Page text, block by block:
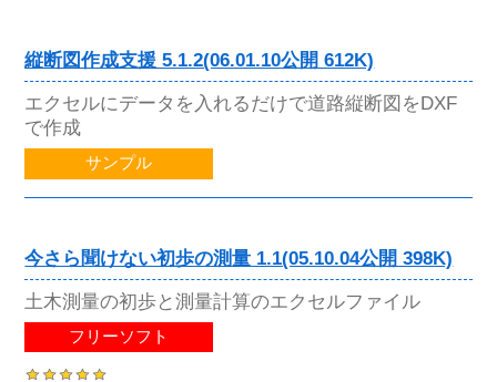
縦断図作成支援 5.1.2(06.01.10公開 612K)
エクセルにデータを入れるだけで道路縦断図をDXF
で作成
サンプル
今さら聞けない初歩の測量 1.1(05.10.04公開 398K)
土木測量の初歩と測量計算のエクセルファイル
フリーソフト